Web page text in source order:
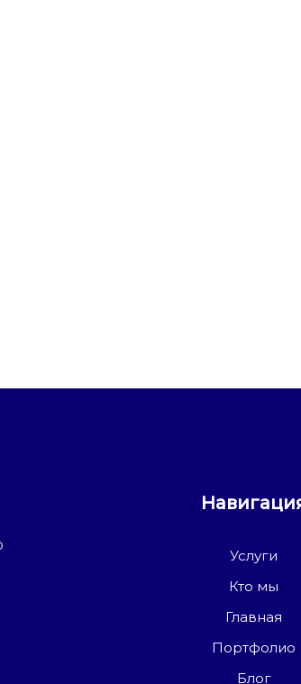
Услуги
Кто мы
Главная
Портфолио
Блог